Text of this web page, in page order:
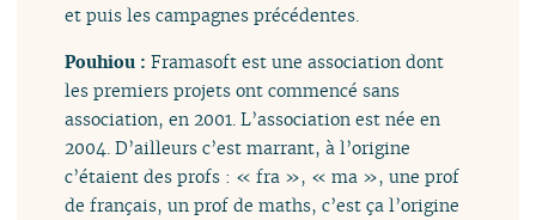
et puis les campagnes précédentes.
Pouhiou :Framasoft est une association dont
les premiers projets ont commencé sans
association, en 2001. L’association est née en
2004. D’ailleurs c’est marrant, à l’origine
c’étaient des profs : « fra », « ma », une prof
de français, un prof de maths, c’est ça l’origine